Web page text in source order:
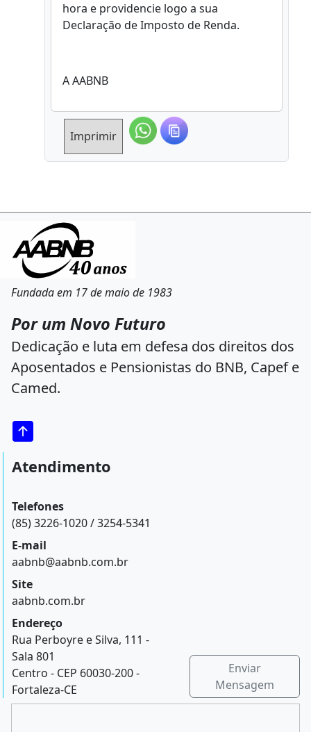
hora e providencie logo a sua
Declaração de Imposto de Renda.
A AABNB
Imprimir
Fundada em 17 de maio de 1983
Por um Novo Futuro
Dedicação e luta em defesa dos direitos dos
Aposentados e Pensionistas do BNB, Capef e
Camed.
Atendimento
Telefones
(85) 3226-1020 / 3254-5341
E-mail
aabnb@aabnb.com.br
Site
aabnb.com.br
Endereço
Rua Perboyre e Silva, 111 -
Sala 801
Centro - CEP 60030-200 -
Fortaleza-CE
Enviar
Mensagem